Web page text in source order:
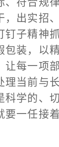
，出实招
钉子精神
包装，以
让每一项
理当前与
科学的、
要一任接